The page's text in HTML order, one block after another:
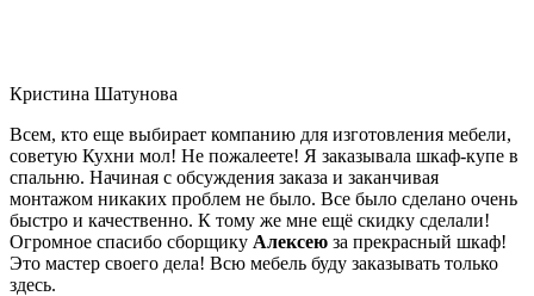
Кристина Шатунова
Всем, кто еще выбирает компанию для изготовления мебели,
советую Кухни мол! Не пожалеете! Я заказывала шкаф-купе в
спальню. Начиная с обсуждения заказа и заканчивая
монтажом никаких проблем не было. Все было сделано очень
быстро и качественно. К тому же мне ещё скидку сделали!
Огромное спасибо сборщику Алексею за прекрасный шкаф!
Это мастер своего дела! Всю мебель буду заказывать только
здесь.